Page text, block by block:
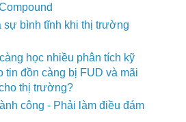
sự bình tĩnh khi thị trường
học nhiều phân tích kỹ
tin đồn càng bị FUD và mãi
thị trường?
công - Phải làm điều đám